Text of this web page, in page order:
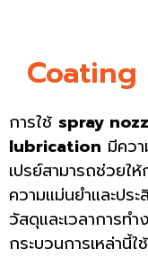
การใช้ spray
lubrication มีคว
เปรย์สามารถช่วยใ
ความแม่นยำและปร
วัสดุและเวลาการท
กระบวนการเหล่านี้